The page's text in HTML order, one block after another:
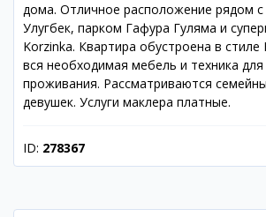
дома. Отличное расположение рядом
Улугбек, парком Гафура Гуляма и
Korzinka. Квартира обустроена в стиле
вся необходимая мебель и техника
проживания. Рассматриваются
девушек. Услуги маклера платные.
ID: 278367